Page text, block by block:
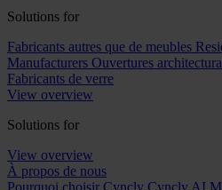
Solutions for
Fabricants autres que de meubles
Manufacturers Ouvertures
Fabricants de verre
View overview
Solutions for
View overview
À propos de nous
Pourquoi choisir Cyncly Cyncly AI